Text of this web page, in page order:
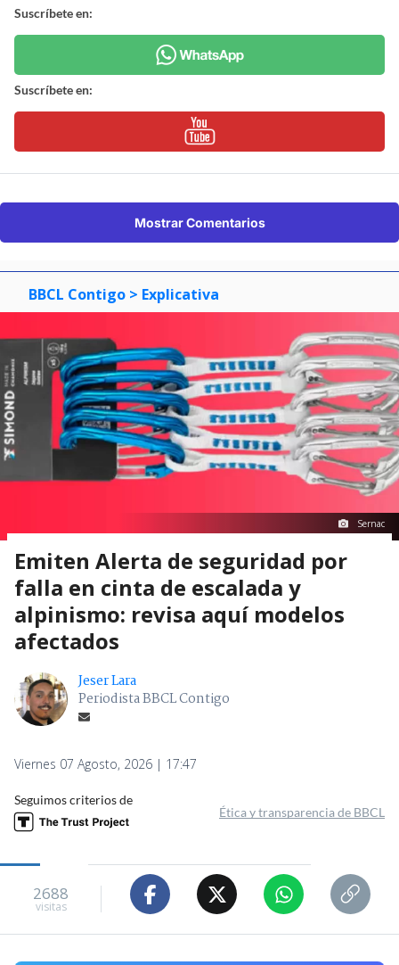
Suscríbete en:
Suscríbete en:
Mostrar Comentarios
BBCL Contigo > Explicativa
Sernac
Emiten Alerta de seguridad por
falla en cinta de escalada y
alpinismo: revisa aquí modelos
afectados
Jeser Lara
Periodista BBCL Contigo
Viernes 07 Agosto, 2026 | 17:47
Seguimos criterios de
Ética y transparencia de BBCL
2688
visitas